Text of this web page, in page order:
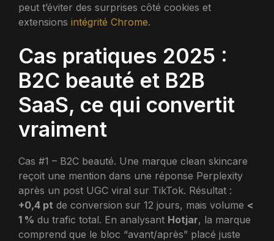
peut t’éviter des surprises côté cookies et
extensions intégrité Chrome.
Cas pratiques 2025 :
B2C beauté et B2B
SaaS, ce qui convertit
vraiment
Cas #1 – B2C beauté. Une marque clean skincare
reçoit une mention dans une réponse Perplexity
après un post UGC viral sur TikTok. Résultat :
+0,4 pt de conversion sur 12 jours, mais volume <
1 % du trafic total. En analysant Hotjar, la marque
comprend que le bloc “avant/après” placé juste